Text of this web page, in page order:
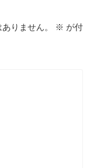
りません。 ※ が付